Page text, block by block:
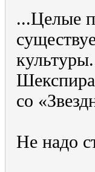
...Целые
со
Не надо